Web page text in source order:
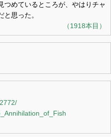
つめているところが、やはりチャ
思った。
（1918本目）